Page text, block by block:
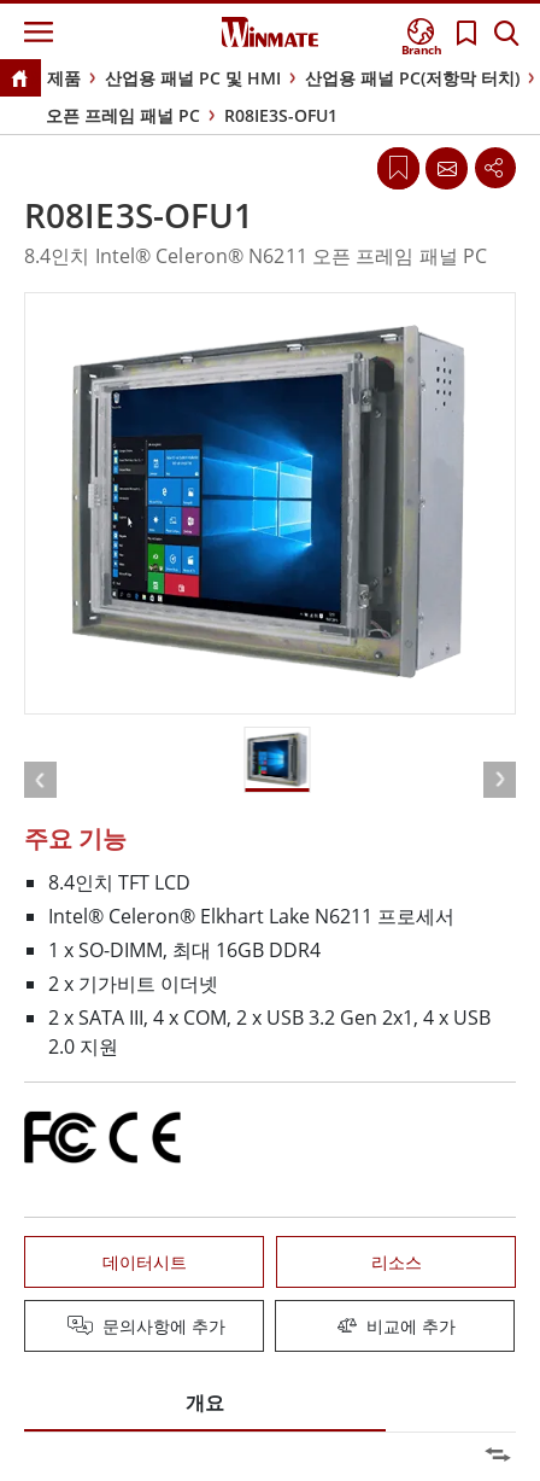
Branch
제품 산업용 패널 PC 및 HMI
산업용 패널 PC(저항막 터치)
오픈 프레임 패널 PC
R08IE3S-OFU1
주요 기능
8.4인치 TFT LCD
Intel® Celeron® Elkhart Lake N6211 프로세서
1 x SO-DIMM, 최대 16GB DDR4
2 x 기가비트 이더넷
2 x SATA III, 4 x COM, 2 x USB 3.2 Gen 2x1, 4 x USB
2.0 지원
데이터시트 리소스
문의사항에 추가 비교에 추가
R08IE3S-OFU1
8.4인치 Intel® Celeron® N6211 오픈 프레임 패널 PC
개요